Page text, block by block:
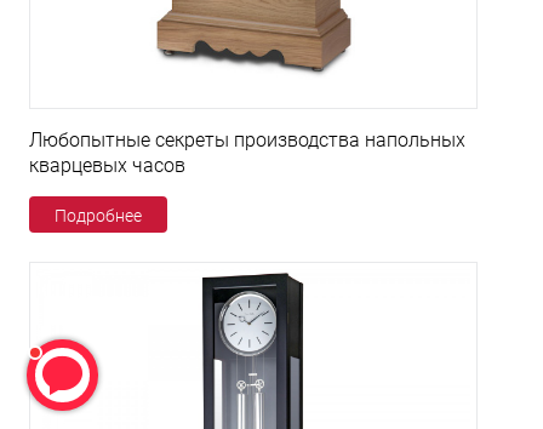
Любопытные секреты производства напольных
кварцевых часов
Подробнее